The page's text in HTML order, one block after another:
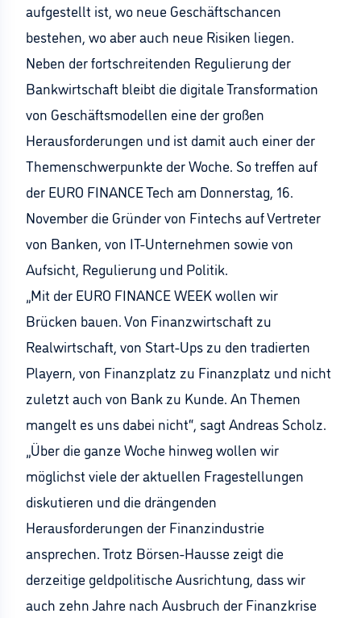
aufgestellt ist, wo neue Geschäftschancen
bestehen, wo aber auch neue Risiken liegen.
Neben der fortschreitenden Regulierung der
Bankwirtschaft bleibt die digitale Transformation
von Geschäftsmodellen eine der großen
Herausforderungen und ist damit auch einer der
Themenschwerpunkte der Woche. So treffen auf
der EURO FINANCE Tech am Donnerstag, 16.
November die Gründer von Fintechs auf Vertreter
von Banken, von IT-Unternehmen sowie von
Aufsicht, Regulierung und Politik.
„Mit der EURO FINANCE WEEK wollen wir
Brücken bauen. Von Finanzwirtschaft zu
Realwirtschaft, von Start-Ups zu den tradierten
Playern, von Finanzplatz zu Finanzplatz und nicht
zuletzt auch von Bank zu Kunde. An Themen
mangelt es uns dabei nicht“, sagt Andreas Scholz.
„Über die ganze Woche hinweg wollen wir
möglichst viele der aktuellen Fragestellungen
diskutieren und die drängenden
Herausforderungen der Finanzindustrie
ansprechen. Trotz Börsen-Hausse zeigt die
derzeitige geldpolitische Ausrichtung, dass wir
auch zehn Jahre nach Ausbruch der Finanzkrise